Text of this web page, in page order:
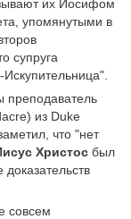
их Иосифом
упомянутыми в
супруга
преподаватель
из Duke
что "нет
Христос был
совсем